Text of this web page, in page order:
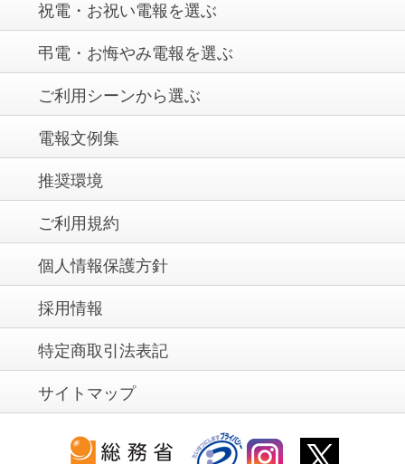
祝電・お祝い電報を選ぶ
弔電・お悔やみ電報を選ぶ
ご利用シーンから選ぶ
電報文例集
推奨環境
ご利用規約
個人情報保護方針
採用情報
特定商取引法表記
サイトマップ